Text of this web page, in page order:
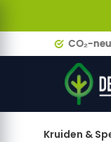
CO₂-
Kruiden &